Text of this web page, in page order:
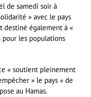
de samedi soir à
» avec le pays
destiné également à «
les populations
« soutient pleinement
» le pays « de
au Hamas.